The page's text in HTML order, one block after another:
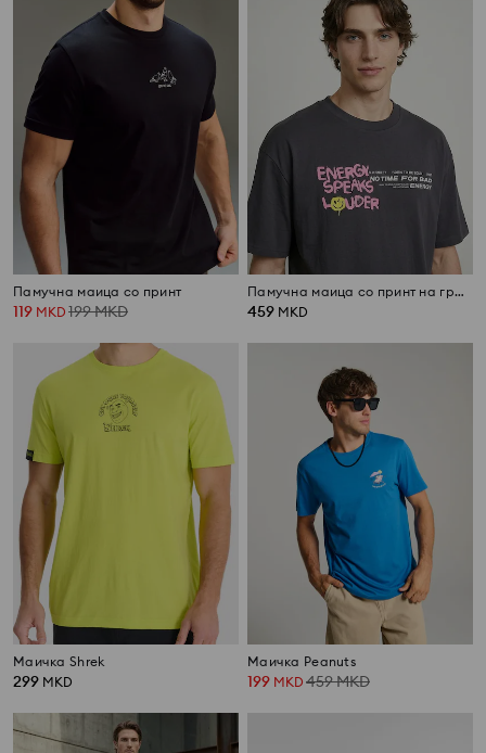
Памучна маица со принт
119 MKD 199MKD
Памучна маица со принт на грбот SmileyWorld®
459 MKD
Маичка Shrek
299 MKD
Маичка Peanuts
199 MKD 459MKD